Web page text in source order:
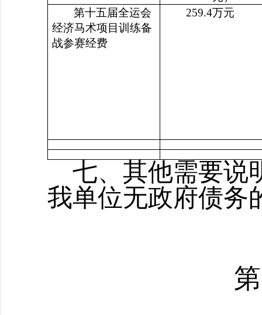
第十五届全运会
经济马术项目训练备
战参赛经费
259.4万元
七、其他需要说
我单位无政府债务